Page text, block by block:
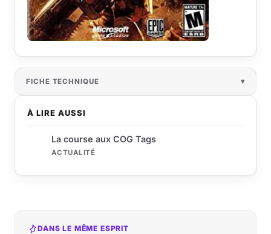
À LIRE AUSSI
La course aux COG Tags
ACTUALITÉ
FICHE TECHNIQUE
DANS LE MÊME ESPRIT